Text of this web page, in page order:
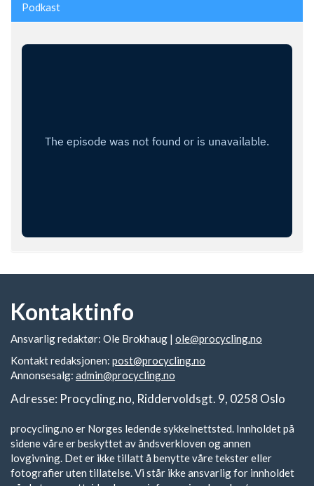
Podkast
Kontaktinfo
Ansvarlig redaktør: Ole Brokhaug | ole@procycling.no
Kontakt redaksjonen: post@procycling.no
Annonsesalg: admin@procycling.no
Adresse: Procycling.no, Riddervoldsgt. 9, 0258 Oslo
procycling.no er Norges ledende sykkelnettsted. Innholdet på
sidene våre er beskyttet av åndsverkloven og annen
lovgivning. Det er ikke tillatt å benytte våre tekster eller
fotografier uten tillatelse. Vi står ikke ansvarlig for innholdet